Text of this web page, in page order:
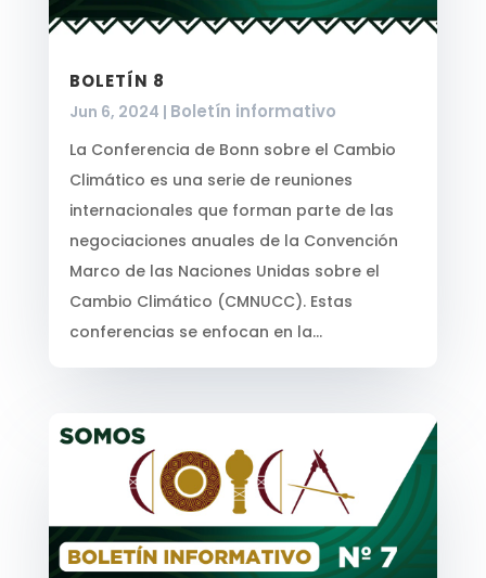
BOLETÍN 8
Jun 6, 2024 | Boletín informativo
La Conferencia de Bonn sobre el Cambio
Climático es una serie de reuniones
internacionales que forman parte de las
negociaciones anuales de la Convención
Marco de las Naciones Unidas sobre el
Cambio Climático (CMNUCC). Estas
conferencias se enfocan en la...